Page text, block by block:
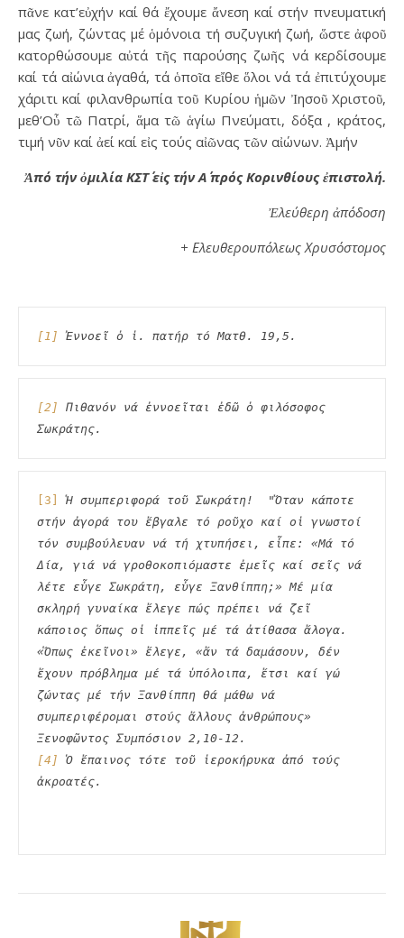
πᾶνε κατ’εὐχήν καί θά ἔχουμε ἄνεση καί στήν πνευματική
μας ζωή, ζώντας μέ ὁμόνοια τή συζυγική ζωή, ὥστε ἀφοῦ
κατορθώσουμε αὐτά τῆς παρούσης ζωῆς νά κερδίσουμε
καί τά αἰώνια ἀγαθά, τά ὁποῖα εἴθε ὅλοι νά τά ἐπιτύχουμε
χάριτι καί φιλανθρωπία τοῦ Κυρίου ἡμῶν Ἰησοῦ Χριστοῦ,
μεθ’Οὗ τῶ Πατρί, ἅμα τῶ ἁγίω Πνεύματι, δόξα , κράτος,
τιμή νῦν καί ἀεί καί εἰς τούς αἰῶνας τῶν αἰώνων. Ἀμήν
Ἀπό τήν ὀμιλία ΚΣΤ΄ εἰς τήν Α΄ πρός Κορινθίους ἐπιστολή.
Ἐλεύθερη ἀπόδοση
+ Ελευθερουπόλεως Χρυσόστομος
[1] Ἐννοεῖ ὁ ἱ. πατήρ τό Ματθ. 19,5.
[2]
Πιθανόν νά ἐννοεῖται ἐδῶ ὁ φιλόσοφος
Σωκράτης.
[3]
Ἡ συμπεριφορά τοῦ Σωκράτη!  "Ὄταν κάποτε
στήν ἀγορά του ἔβγαλε τό ροῦχο καί οἱ γνωστοί
τόν συμβούλευαν νά τή χτυπήσει, εἶπε: «Μά τό
Δία, γιά νά γροθοκοπιόμαστε ἐμεῖς καί σεῖς νά
λέτε εὖγε Σωκράτη, εὖγε Ξανθίππη;» Μέ μία
σκληρή γυναίκα ἔλεγε πώς πρέπει νά ζεῖ
κάποιος ὅπως οἱ ἱππεῖς μέ τά ἀτίθασα ἄλογα.
«Ὅπως ἐκεῖνοι» ἔλεγε, «ἄν τά δαμάσουν, δέν
ἔχουν πρόβλη­μα μέ τά ὑπόλοιπα, ἔτσι καί γώ
ζώντας μέ τήν Ξανθίππη θά μάθω νά
συμπεριφέρομαι στούς ἄλλους ἀνθρώπους»
[4]
Ὁ ἔπαινος τότε τοῦ ἱεροκήρυκα ἀπό τούς
ἀκροατές.